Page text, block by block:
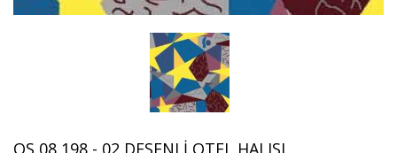
OS 08 198 - 02 DESENLI OTEL HALISI